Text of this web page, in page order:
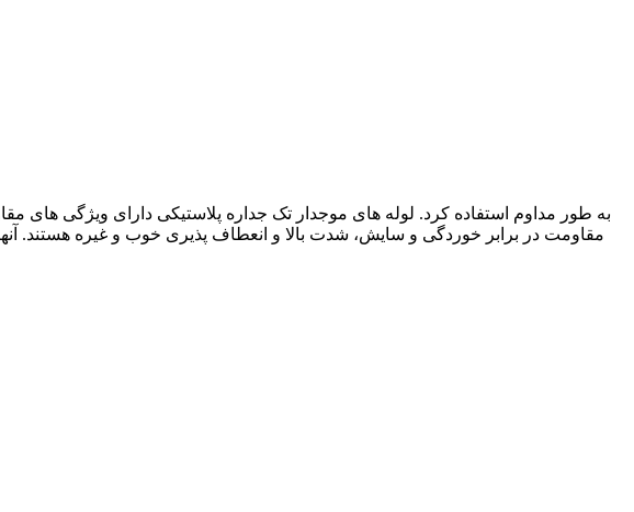
مقاومت در برابر خوردگی و سایش، شدت بالا و انعطاف پذیری خوب و غیره هستند.